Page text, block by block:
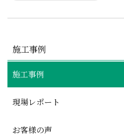
施工事例
施工事例
現場レポート
お客様の声